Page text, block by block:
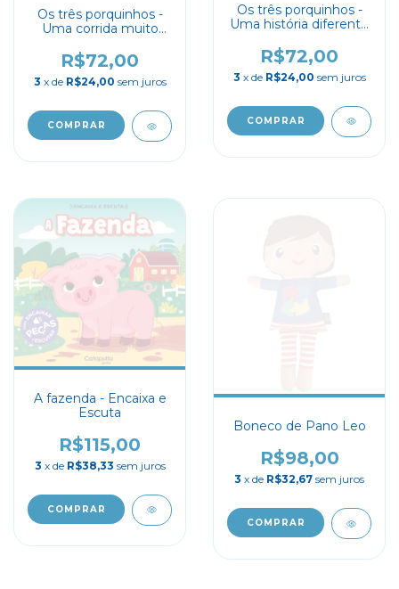
Os três porquinhos -
Uma corrida muito
diferente - Destaque e
Brinque
R$72,00
3 x de R$24,00 sem juros
Os três porquinhos -
Uma história diferente
R$72,00
3 x de R$24,00 sem juros
A fazenda - Encaixa e
Escuta
R$115,00
3 x de R$38,33 sem juros
Boneco de Pano Leo
R$98,00
3 x de R$32,67 sem juros